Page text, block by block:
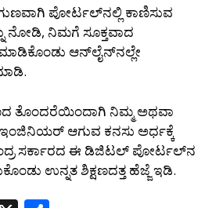
ಪೋರ್ಟಲ್‌ನಲ್ಲಿ ಕಾಣಿಸುವ
ನೋಡಿ, ನಿಮಗೆ ಸೂಕ್ತವಾದ
ಆನ್‌ಲೈನ್‌ನಲ್ಲೇ
ತೊಂದರೆಯಿಂದಾಗಿ ನಿಮ್ಮ ಅಥವಾ
ಇಂಜಿನಿಯರ್ ಆಗುವ ಕನಸು ಅರ್ಧಕ್ಕೆ
ಸರ್ಕಾರದ ಈ ಡಿಜಿಟಲ್ ಪೋರ್ಟಲ್‌ನ
ಉನ್ನತ ಶಿಕ್ಷಣದತ್ತ ಹೆಜ್ಜೆ ಇಡಿ.